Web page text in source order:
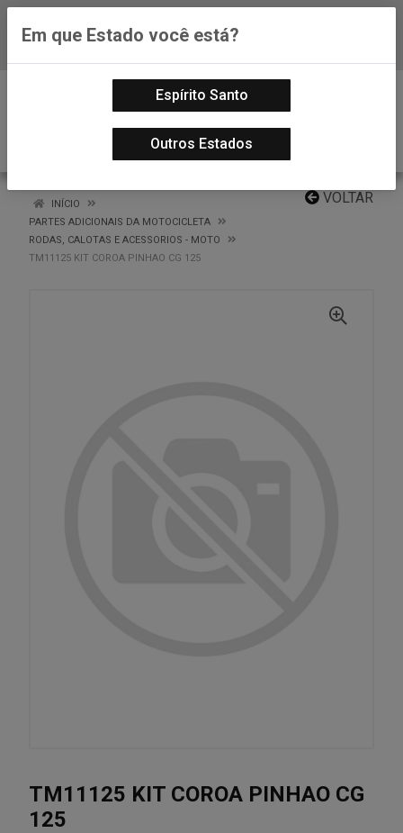
Baixe já nosso APP
VOLTAR
INÍCIO
PARTES ADICIONAIS DA MOTOCICLETA
RODAS, CALOTAS E ACESSORIOS - MOTO
TM11125 KIT COROA PINHAO CG 125
TM11125 KIT COROA PINHAO CG
125
Em que Estado você está?
Espírito Santo
Outros Estados